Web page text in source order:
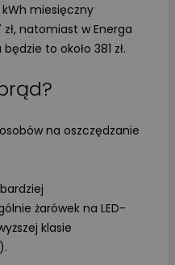
miesięczny
natomiast w Energa
to około 381 zł.
na oszczędzanie
żarówek na LED-
klasie